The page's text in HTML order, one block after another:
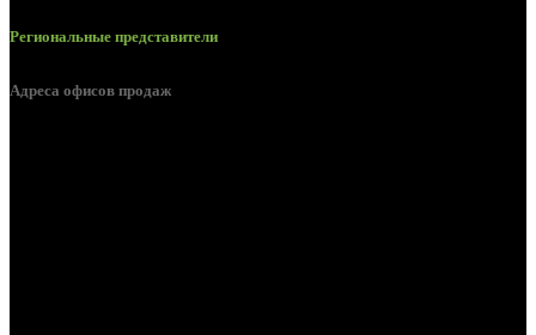
Региональные представители
Адреса офисов продаж